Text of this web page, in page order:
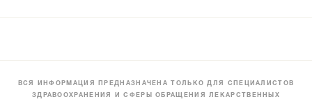
ВСЯ ИНФОРМАЦИЯ ПРЕДНАЗНАЧЕНА ТОЛЬКО ДЛЯ СПЕЦИАЛИСТОВ
ЗДРАВООХРАНЕНИЯ И СФЕРЫ ОБРАЩЕНИЯ ЛЕКАРСТВЕННЫХ